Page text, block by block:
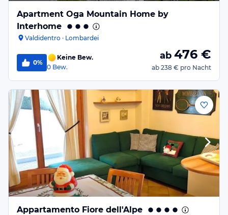
Apartment Oga Mountain Home by
Interhome
Valdidentro · Lombardei
0%
Keine Bew.
0 Bew.
ab 476 €
ab 238 € pro Nacht
Appartamento Fiore dell'Alpe